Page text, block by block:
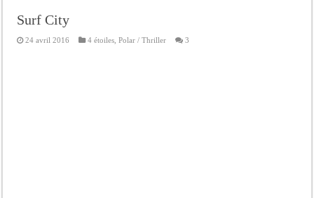
Surf City
24 avril 2016 4 étoiles ,Polar / Thriller 3